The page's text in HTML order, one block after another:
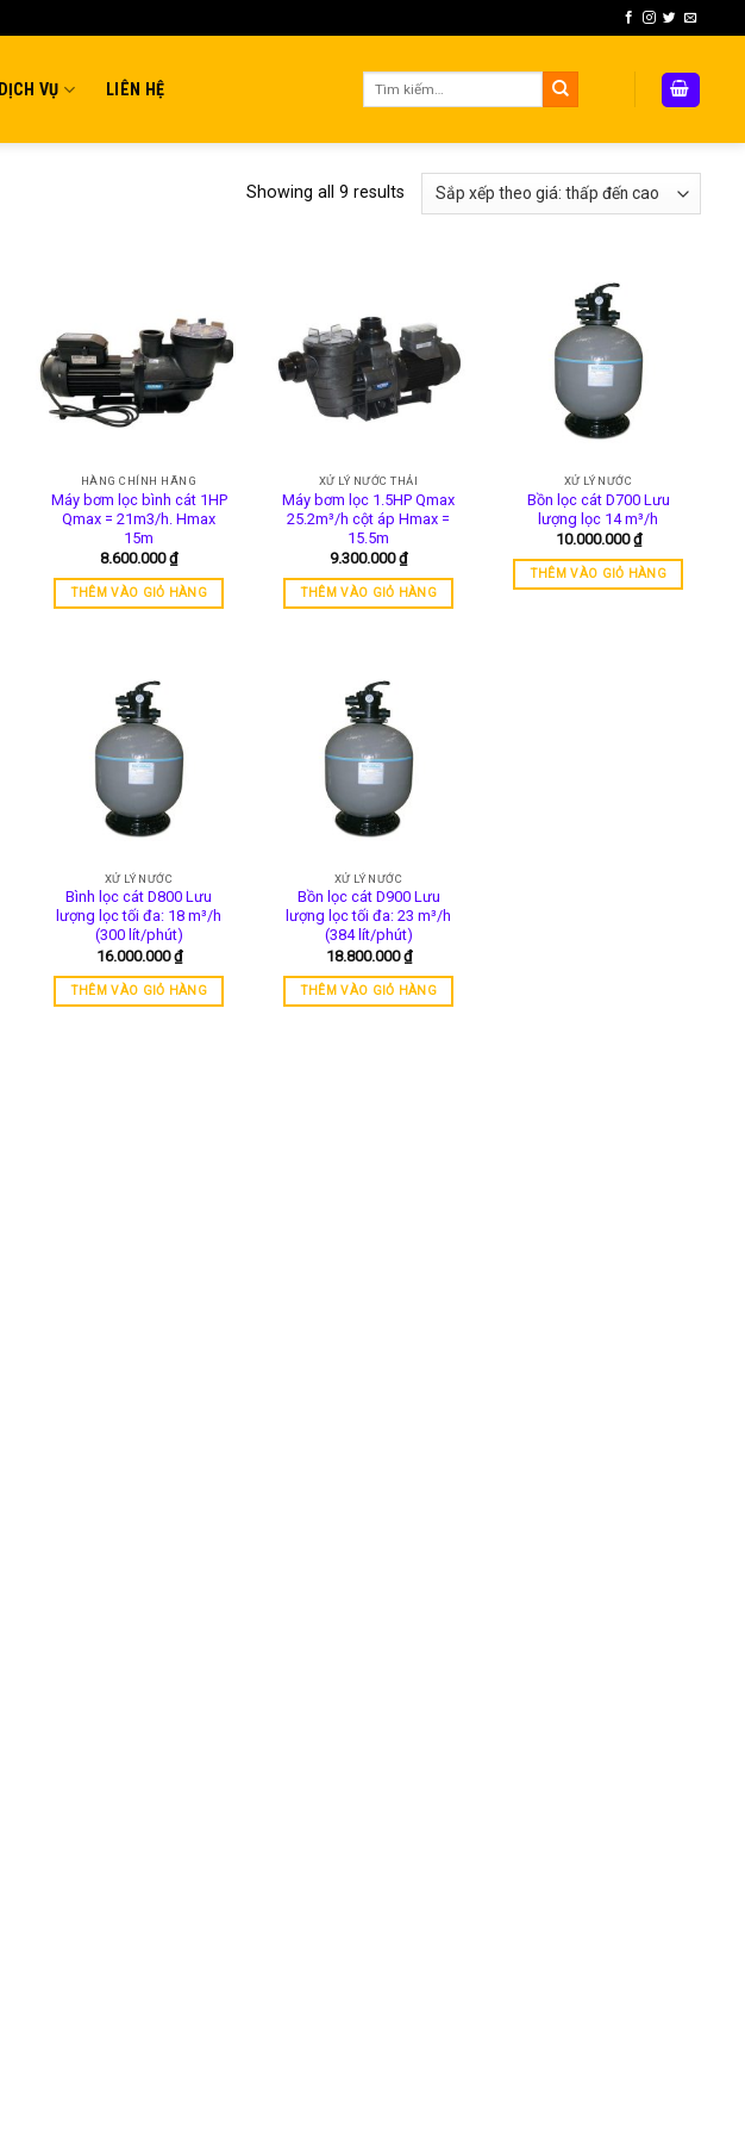
DỊCH VỤ LIÊN HỆ
Showing all 9 results
HÀNG CHÍNH HÃNG
Máy bơm lọc bình cát 1HP
Qmax = 21m3/h. Hmax
15m
8.600.000₫
THÊM VÀO GIỎ HÀNG
XỬ LÝ NƯỚC THẢI
Máy bơm lọc 1.5HP Qmax
25.2m³/h cột áp Hmax =
15.5m
9.300.000₫
THÊM VÀO GIỎ HÀNG
XỬ LÝ NƯỚC
Bồn lọc cát D700 Lưu
lượng lọc 14 m³/h
10.000.000₫
THÊM VÀO GIỎ HÀNG
XỬ LÝ NƯỚC
Bình lọc cát D800 Lưu
lượng lọc tối đa: 18 m³/h
(300 lít/phút)
16.000.000₫
THÊM VÀO GIỎ HÀNG
XỬ LÝ NƯỚC
Bồn lọc cát D900 Lưu
lượng lọc tối đa: 23 m³/h
(384 lít/phút)
18.800.000₫
THÊM VÀO GIỎ HÀNG